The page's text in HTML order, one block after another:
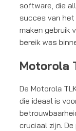
software, die
succes van het
maken gebruik
bereik was
Motorola
De Motorola
die ideaal is
cruciaal zijn.